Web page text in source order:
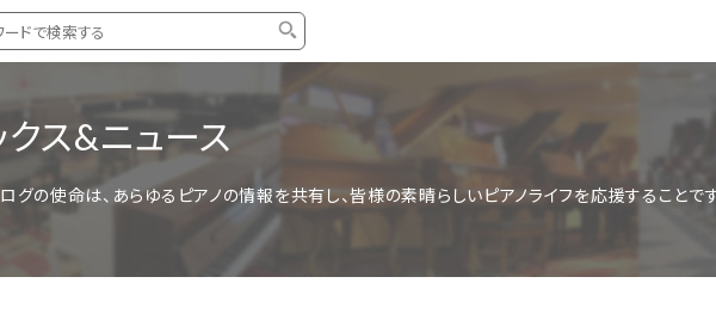
タイプ
中古アップライトピアノ
YAMAHA
KAWAI
STEINWAY&SONS
ピア
クス&ニュース
グの使命は、あらゆるピアノの情報を共有し、皆様の素晴らしいピアノライフを応援することです